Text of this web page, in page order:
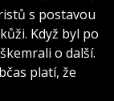
s postavou
Když byl po
o další.
platí, že